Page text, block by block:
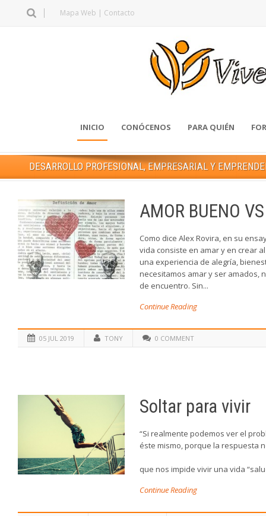
Mapa Web | Contacto
INICIO CONÓCENOS PARA QUIÉN
DESARROLLO PROFESIONAL, EMPRESARIAL Y
AMOR BUENO
Como dice Alex Rovira, en su
vida consiste en amar y en crear
una experiencia de alegría,
necesitamos amar y ser amados,
de encuentro. Sin...
Continue Reading
05 JUL 2019 TONY 0 COMMENT
Soltar para vivir
“Si realmente podemos ver el
éste mismo, porque la
que nos impide vivir una vida
Continue Reading